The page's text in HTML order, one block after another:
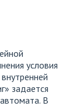
условия
задается
В